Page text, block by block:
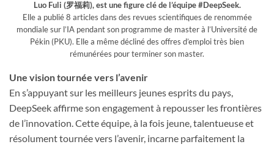
Luo Fuli (罗福莉), est une figure clé de l’équipe #DeepSeek.
Elle a publié 8 articles dans des revues scientifiques de renommée
mondiale sur l’IA pendant son programme de master à l’Université de
Pékin (PKU). Elle a même décliné des offres d’emploi très bien
rémunérées pour terminer son master.
Une vision tournée vers l’avenir
En s’appuyant sur les meilleurs jeunes esprits du pays,
DeepSeek affirme son engagement à repousser les frontières
de l’innovation. Cette équipe, à la fois jeune, talentueuse et
résolument tournée vers l’avenir, incarne parfaitement la